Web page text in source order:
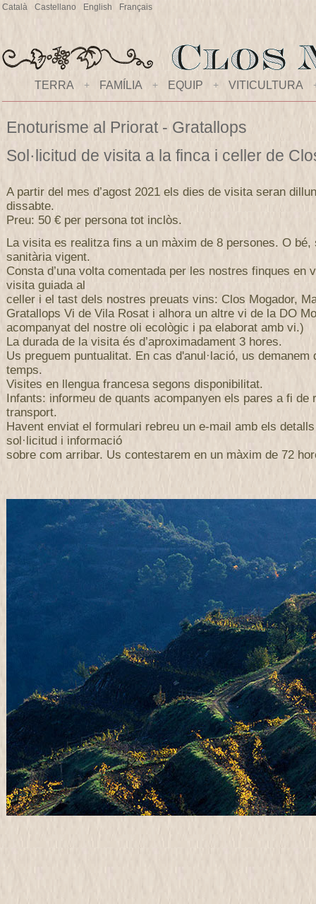
Català Castellano English Français
TERRA + FAMÍLIA + EQUIP + VITICULTURA
Enoturisme al Priorat - Gratallops
Sol·licitud de visita a la finca i celler de
A partir del mes d’agost 2021 els dies de visita seran
dissabte.
Preu: 50 € per persona tot inclòs.
La visita es realitza fins a un màxim de 8 persones. O bé,
sanitària vigent.
Consta d’una volta comentada per les nostres finques en
visita guiada al
celler i el tast dels nostres preuats vins: Clos Mogador,
Gratallops Vi de Vila Rosat i alhora un altre vi de la DO
acompanyat del nostre oli ecològic i pa elaborat amb vi.)
La durada de la visita és d’aproximadament 3 hores.
Us preguem puntualitat. En cas d'anul·lació, us demanem
temps.
Visites en llengua francesa segons disponibilitat.
Infants: informeu de quants acompanyen els pares a fi de
transport.
Havent enviat el formulari rebreu un e-mail amb els
sol·licitud i informació
sobre com arribar. Us contestarem en un màxim de 72